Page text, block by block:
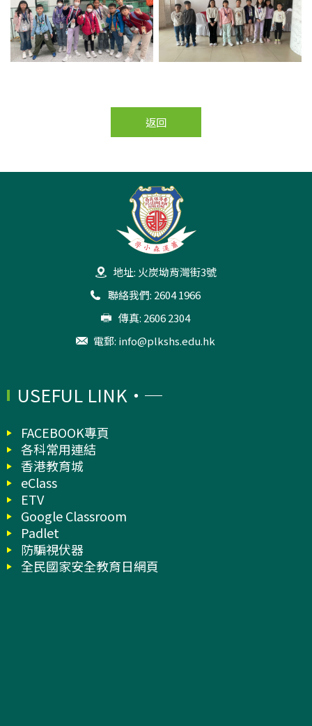
返回
地址: 火炭坳背灣街3號
聯絡我們: 2604 1966
傳真: 2606 2304
電郵: info@plkshs.edu.hk
USEFUL LINK
FACEBOOK專頁
各科常用連結
香港教育城
eClass
ETV
Google Classroom
Padlet
防騙視伏器
全民國家安全教育日網頁